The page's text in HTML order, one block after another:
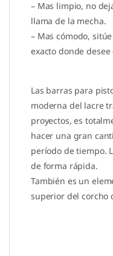
– Mas limpio, no
llama de la mecha.
– Mas cómodo,
exacto donde desee
Las barras para
moderna del lacre
proyectos, es
hacer una gran
período de tiempo.
de forma rápida.
También es un
superior del corcho